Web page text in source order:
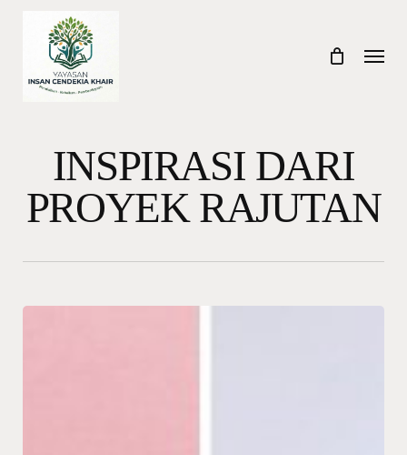
content
Menu
INSPIRASI DARI
PROYEK RAJUTAN